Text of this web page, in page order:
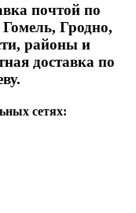
почтой по
Гродно,
районы и
доставка по
сетях: